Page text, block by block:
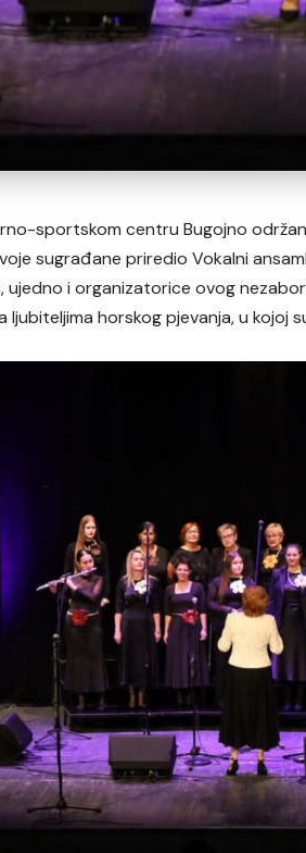
sportskom centru Bugojno
sugrađane priredio Vokalni
ujedno i organizatorice ovog
horskog pjevanja, u kojoj